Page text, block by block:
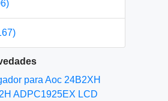
para Aoc 24B2XH
ADPC1925EX LCD